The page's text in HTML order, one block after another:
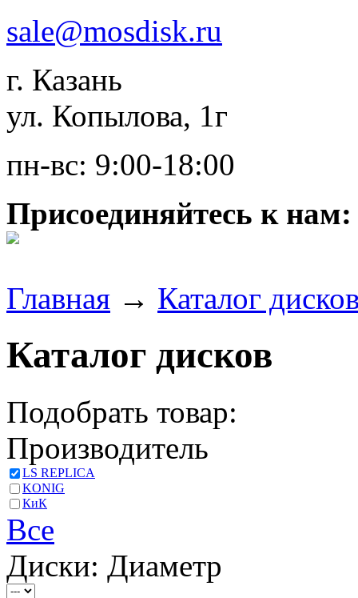
sale@mosdisk.ru
г. Казань
ул. Копылова, 1г
пн-вс: 9:00-18:00
Присоединяйтесь к нам:
Главная → Каталог
Каталог дисков
Подобрать товар:
Производитель
LS REPLICA
KONIG
КиК
Все
Диски: Диаметр